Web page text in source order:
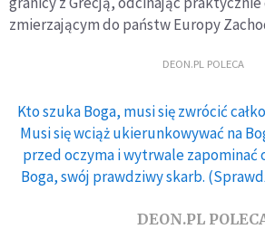
zmierzającym do państw Europy
DEON.PL POLECA
Kto szuka Boga, musi się zwrócić
Musi się wciąż ukierunkowywać na
przed oczyma i wytrwale zapominać
Boga, swój prawdziwy skarb.
DEON.PL